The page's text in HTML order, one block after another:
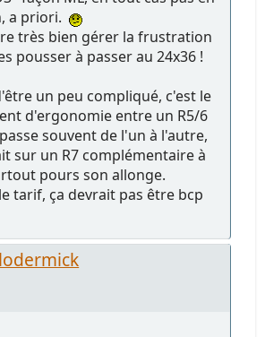
a priori.
très bien gérer la frustration
pousser à passer au 24x36 !
un peu compliqué, c'est le
d'ergonomie entre un R5/6
souvent de l'un à l'autre,
sur un R7 complémentaire à
pours son allonge.
tarif, ça devrait pas être bcp